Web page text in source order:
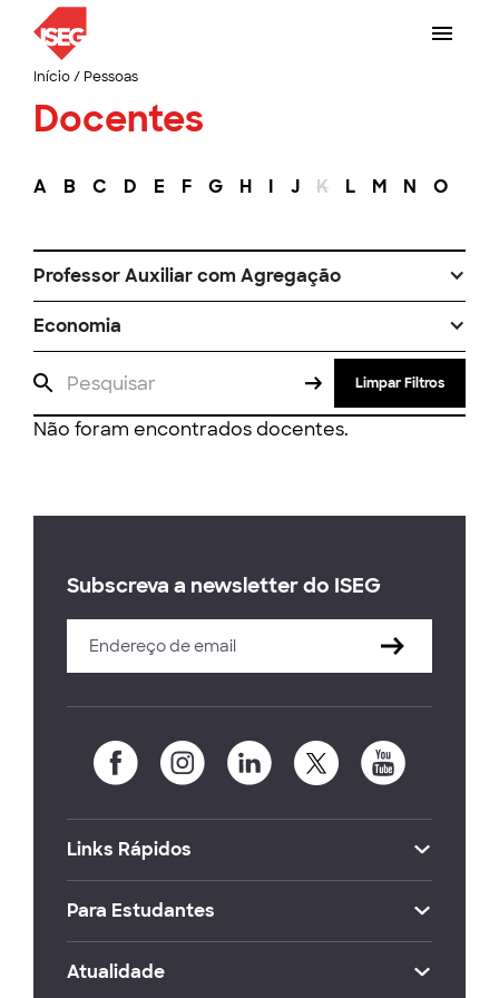
Início/ Pessoas
Docentes
A B C D E F G H I J K L M N O
Professor Auxiliar com Agregação
Economia
Limpar Filtros
Não foram encontrados docentes.
Subscreva a newsletter do ISEG
Links Rápidos
Para Estudantes
Atualidade